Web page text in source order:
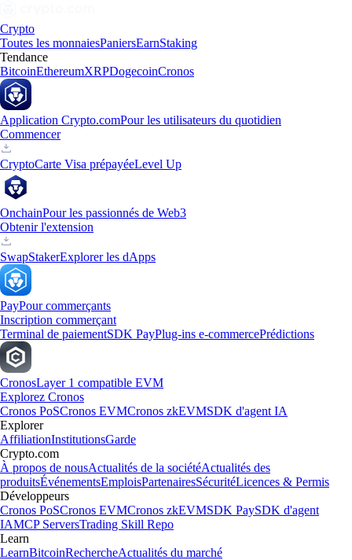
Crypto
Toutes les monnaiesPaniersEarnStaking
Tendance
BitcoinEthereumXRPDogecoinCronos
Application Crypto.comPour les utilisateurs du quotidien
Commencer
CryptoCarte Visa prépayéeLevel Up
OnchainPour les passionnés de Web3
Obtenir l'extension
SwapStakerExplorer les dApps
PayPour commerçants
Inscription commerçant
Terminal de paiementSDK PayPlug-ins e-commercePrédictions
CronosLayer 1 compatible EVM
Explorez Cronos
Cronos PoSCronos EVMCronos zkEVMSDK d'agent IA
Explorer
AffiliationInstitutionsGarde
Crypto.com
À propos de nousActualités de la sociétéActualités des
produitsÉvénementsEmploisPartenairesSécuritéLicences & Permis
Développeurs
Cronos PoSCronos EVMCronos zkEVMSDK PaySDK d'agent
IAMCP ServersTrading Skill Repo
Learn
LearnBitcoinRechercheActualités du marché